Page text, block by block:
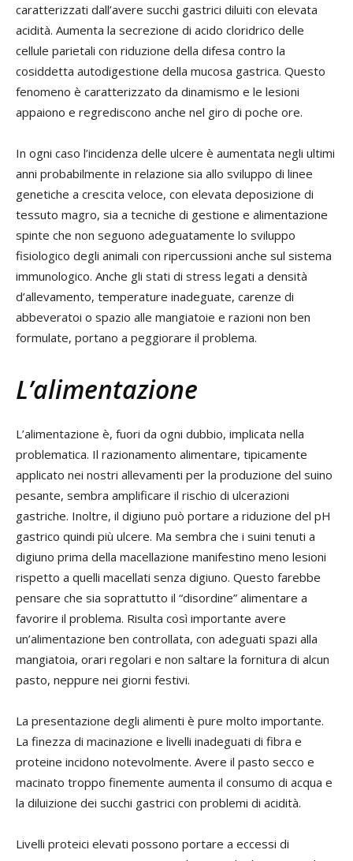
caratterizzati dall’avere succhi gastrici diluiti con elevata
acidità. Aumenta la secrezione di acido cloridrico delle
cellule parietali con riduzione della difesa contro la
cosiddetta autodigestione della mucosa gastrica. Questo
fenomeno è caratterizzato da dinamismo e le lesioni
appaiono e regrediscono anche nel giro di poche ore.
In ogni caso l’incidenza delle ulcere è aumentata negli ultimi
anni probabilmente in relazione sia allo sviluppo di linee
genetiche a crescita veloce, con elevata deposizione di
tessuto magro, sia a tecniche di gestione e alimentazione
spinte che non seguono adeguatamente lo sviluppo
fisiologico degli animali con ripercussioni anche sul sistema
immunologico. Anche gli stati di stress legati a densità
d’allevamento, temperature inadeguate, carenze di
abbeveratoi o spazio alle mangiatoie e razioni non ben
formulate, portano a peggiorare il problema.
L’alimentazione
L’alimentazione è, fuori da ogni dubbio, implicata nella
problematica. Il razionamento alimentare, tipicamente
applicato nei nostri allevamenti per la produzione del suino
pesante, sembra amplificare il rischio di ulcerazioni
gastriche. Inoltre, il digiuno può portare a riduzione del pH
gastrico quindi più ulcere. Ma sembra che i suini tenuti a
digiuno prima della macellazione manifestino meno lesioni
rispetto a quelli macellati senza digiuno. Questo farebbe
pensare che sia soprattutto il “disordine” alimentare a
favorire il problema. Risulta così importante avere
un’alimentazione ben controllata, con adeguati spazi alla
mangiatoia, orari regolari e non saltare la fornitura di alcun
pasto, neppure nei giorni festivi.
La presentazione degli alimenti è pure molto importante.
La finezza di macinazione e livelli inadeguati di fibra e
proteine incidono notevolmente. Avere il pasto secco e
macinato troppo finemente aumenta il consumo di acqua e
la diluizione dei succhi gastrici con problemi di acidità.
Livelli proteici elevati possono portare a eccessi di